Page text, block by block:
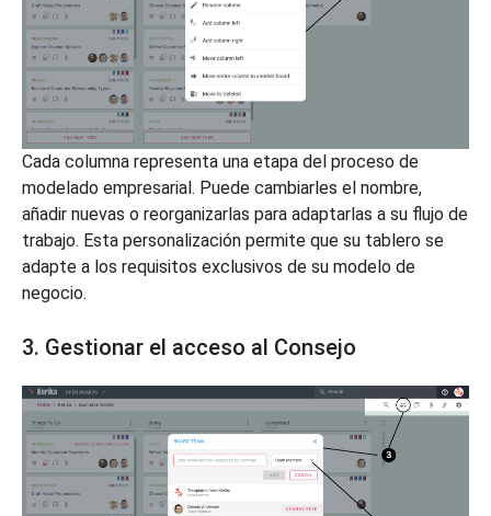
Cada columna representa una etapa del proceso de
modelado empresarial. Puede cambiarles el nombre,
añadir nuevas o reorganizarlas para adaptarlas a su flujo de
trabajo. Esta personalización permite que su tablero se
adapte a los requisitos exclusivos de su modelo de
negocio.
3. Gestionar el acceso al Consejo